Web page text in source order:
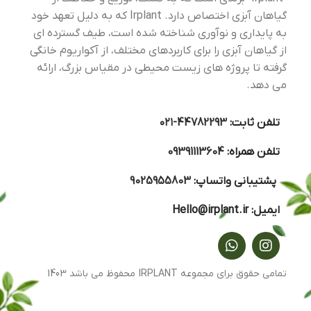
گیاهان آبزی اختصاص دارد. Irplant که به دلیل تعهد خود
به پایداری و نوآوری شناخته شده است، طیف گسترده ای
از گیاهان آبزی را برای کاربردهای مختلف، از آکواریوم خانگی
گرفته تا پروژه های زیست محیطی در مقیاس بزرگ، ارائه
می دهد.
تلفن ثابت:44782293-۰۲۱
تلفن همراه:09391113604
پشتیبانی واتساپ:9025955803
ایمیل:Hello@irplant.ir
تمامی حقوق برای مجموعه IRPLANT محفوظ می باشد 1403